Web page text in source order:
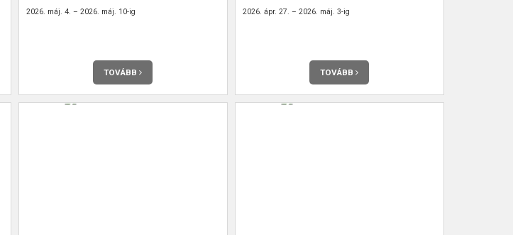
2026. máj. 4. – 2026. máj. 10-ig
TOVÁBB
2026. ápr. 27. – 2026. máj. 3-ig
TOVÁBB